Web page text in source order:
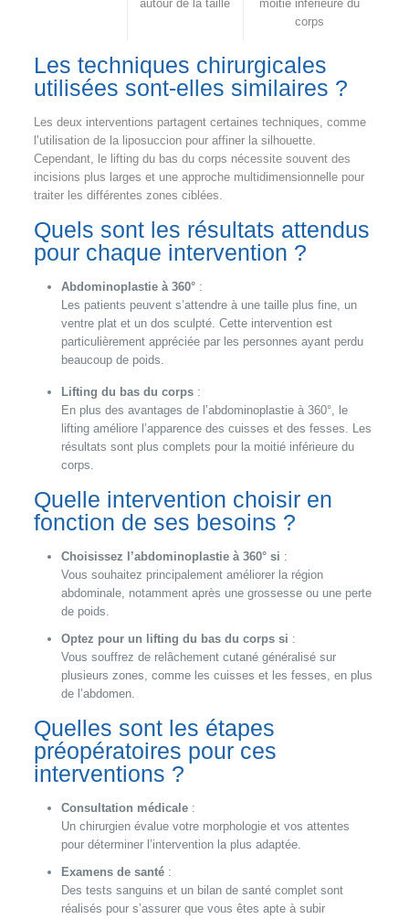
autour de la taille
moitié inférieure du
corps
Les techniques chirurgicales
utilisées sont-elles similaires ?
Les deux interventions partagent certaines techniques, comme
l’utilisation de la liposuccion pour affiner la silhouette.
Cependant, le lifting du bas du corps nécessite souvent des
incisions plus larges et une approche multidimensionnelle pour
traiter les différentes zones ciblées.
Quels sont les résultats attendus
pour chaque intervention ?
Abdominoplastie à 360°:
Les patients peuvent s’attendre à une taille plus fine, un
ventre plat et un dos sculpté. Cette intervention est
particulièrement appréciée par les personnes ayant perdu
beaucoup de poids.
Lifting du bas du corps:
En plus des avantages de l’abdominoplastie à 360°, le
lifting améliore l’apparence des cuisses et des fesses. Les
résultats sont plus complets pour la moitié inférieure du
corps.
Quelle intervention choisir en
fonction de ses besoins ?
Choisissez l’abdominoplastie à 360° si :
Vous souhaitez principalement améliorer la région
abdominale, notamment après une grossesse ou une perte
de poids.
Optez pour un lifting du bas du corps si :
Vous souffrez de relâchement cutané généralisé sur
plusieurs zones, comme les cuisses et les fesses, en plus
de l’abdomen.
Quelles sont les étapes
préopératoires pour ces
interventions ?
Consultation médicale:
Un chirurgien évalue votre morphologie et vos attentes
pour déterminer l’intervention la plus adaptée.
Examens de santé:
Des tests sanguins et un bilan de santé complet sont
réalisés pour s’assurer que vous êtes apte à subir